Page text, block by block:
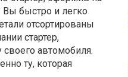
Вы быстро и легко
отсортированы
стартер,
автомобиля.
ту, которая